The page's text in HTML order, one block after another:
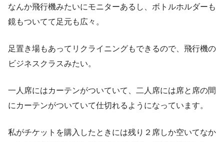
なんか飛行機みたいにモニターあるし、ボトルホルダーも
鏡もついてて足元も広々。
足置き場もあってリクライニングもできるので、飛行機の
ビジネスクラスみたい。
一人席にはカーテンがついていて、二人席には席と席の間
にカーテンがついていて仕切れるようになっています。
私がチケットを購入したときには残り２席しか空いてなか